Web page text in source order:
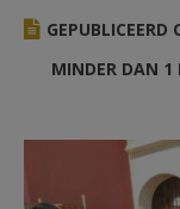
HULP
MINDER DAN 1